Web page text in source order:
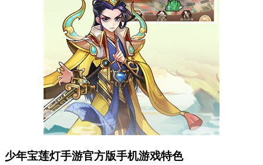
少年宝莲灯手游官方版手机游戏特色